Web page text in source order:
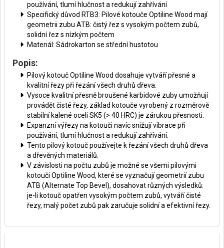
používání, tlumí hlučnost a redukují zahřívání
Specifický důvod RTB3: Pilové kotouče Optiline Wood mají
geometrii zubu ATB: čistý řez s vysokým počtem zubů,
solidní řez s nízkým počtem
Materiál: Sádrokarton se střední hustotou
Popis:
Pilový kotouč Optiline Wood dosahuje vytváří přesné a
kvalitní řezy při řezání všech druhů dřeva.
Vysoce kvalitní přesně broušené karbidové zuby umožňují
provádět čisté řezy, základ kotouče vyrobený z rozměrově
stabilní kalené oceli SK5 (> 40 HRC) je zárukou přesnosti.
Expanzní výřezy na kotouči navíc snižují vibrace při
používání, tlumí hlučnost a redukují zahřívání.
Tento pilový kotouč používejte k řezání všech druhů dřeva
a dřevěných materiálů.
V závislosti na počtu zubů je možné se všemi pilovými
kotouči Optiline Wood, které se vyznačují geometrií zubu
ATB (Alternate Top Bevel), dosahovat různých výsledků:
je-li kotouč opatřen vysokým počtem zubů, vytváří čisté
řezy, malý počet zubů pak zaručuje solidní a efektivní řezy.